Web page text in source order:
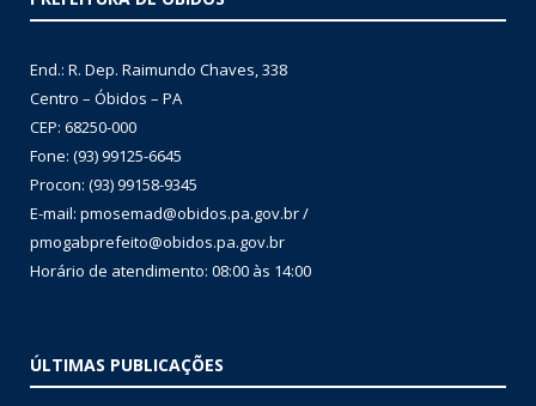
End.: R. Dep. Raimundo Chaves, 338
Centro – Óbidos – PA
CEP: 68250-000
Fone: (93) 99125-6645
Procon: (93) 99158-9345
E-mail: pmosemad@obidos.pa.gov.br /
pmogabprefeito@obidos.pa.gov.br
Horário de atendimento: 08:00 às 14:00
ÚLTIMAS PUBLICAÇÕES